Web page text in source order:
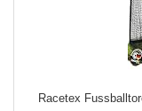
Racetex